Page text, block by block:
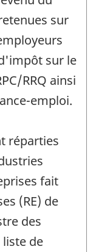
sur
sur le
RRQ ainsi
emploi.
réparties
fait
(RE) de
des
de